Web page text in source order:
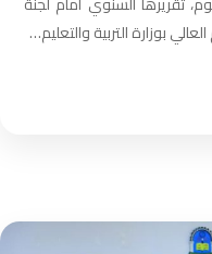
بوزارة التربية والتعليم…